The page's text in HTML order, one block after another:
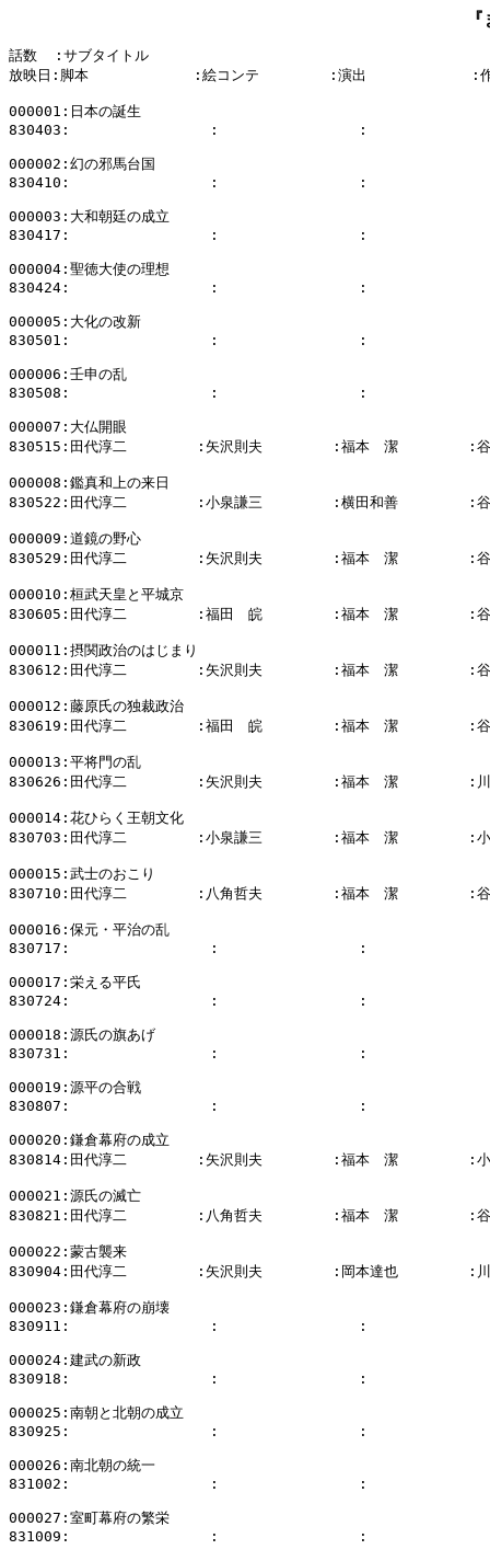
話数  :サブタイトル
放映日:脚本            :絵コンテ        :演出            :作
000001:日本の誕生
830403:                :                :
000002:幻の邪馬台国
830410:                :                :
000003:大和朝廷の成立
830417:                :                :
000004:聖徳大使の理想
830424:                :                :
000005:大化の改新
830501:                :                :
000006:壬申の乱
830508:                :                :
000007:大仏開眼
830515:田代淳二        :矢沢則夫        :福本　潔        :谷
000008:鑑真和上の来日
830522:田代淳二        :小泉謙三        :横田和善        :谷
000009:道鏡の野心
830529:田代淳二        :矢沢則夫        :福本　潔        :谷
000010:桓武天皇と平城京
830605:田代淳二        :福田　皖        :福本　潔        :谷
000011:摂関政治のはじまり
830612:田代淳二        :矢沢則夫        :福本　潔        :谷
000012:藤原氏の独裁政治
830619:田代淳二        :福田　皖        :福本　潔        :谷
000013:平将門の乱
830626:田代淳二        :矢沢則夫        :福本　潔        :川
000014:花ひらく王朝文化
830703:田代淳二        :小泉謙三        :福本　潔        :小
000015:武士のおこり
830710:田代淳二        :八角哲夫        :福本　潔        :谷
000016:保元・平治の乱
830717:                :                :
000017:栄える平氏
830724:                :                :
000018:源氏の旗あげ
830731:                :                :
000019:源平の合戦
830807:                :                :
000020:鎌倉幕府の成立
830814:田代淳二        :矢沢則夫        :福本　潔        :小
000021:源氏の滅亡
830821:田代淳二        :八角哲夫        :福本　潔        :谷
000022:蒙古襲来
830904:田代淳二        :矢沢則夫        :岡本達也        :川
000023:鎌倉幕府の崩壊
830911:                :                :
000024:建武の新政
830918:                :                :
000025:南朝と北朝の成立
830925:                :                :
000026:南北朝の統一
831002:                :                :
000027:室町幕府の繁栄
831009:                :                :